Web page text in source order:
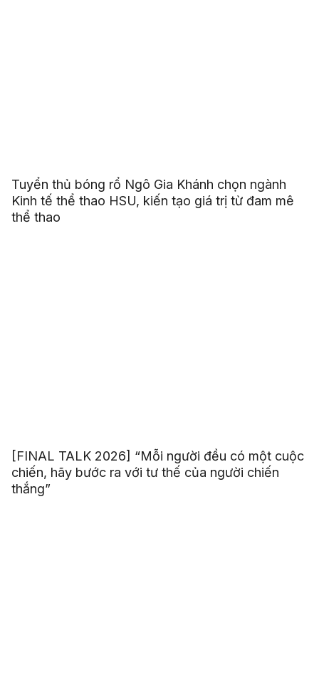
Tuyển thủ bóng rổ Ngô Gia Khánh chọn ngành
Kinh tế thể thao HSU, kiến tạo giá trị từ đam mê
thể thao
[FINAL TALK 2026] “Mỗi người đều có một cuộc
chiến, hãy bước ra với tư thế của người chiến
thắng”